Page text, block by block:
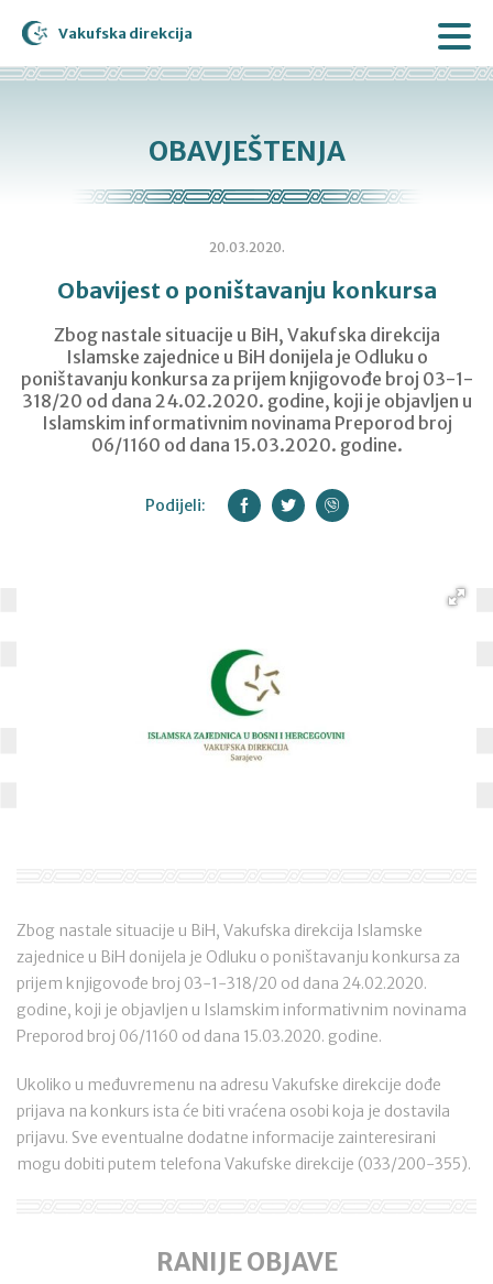
Vakufska direkcija
OBAVJEŠTENJA
20.03.2020.
Obavijest o poništavanju konkursa
Zbog nastale situacije u BiH, Vakufska direkcija
Islamske zajednice u BiH donijela je Odluku o
poništavanju konkursa za prijem knjigovođe broj 03-1-
318/20 od dana 24.02.2020. godine, koji je objavljen u
Islamskim informativnim novinama Preporod broj
06/1160 od dana 15.03.2020. godine.
Podijeli:
Zbog nastale situacije u BiH, Vakufska direkcija Islamske
zajednice u BiH donijela je Odluku o poništavanju konkursa za
prijem knjigovođe broj 03-1-318/20 od dana 24.02.2020.
godine, koji je objavljen u Islamskim informativnim novinama
Preporod broj 06/1160 od dana 15.03.2020. godine.
Ukoliko u međuvremenu na adresu Vakufske direkcije dođe
prijava na konkurs ista će biti vraćena osobi koja je dostavila
prijavu. Sve eventualne dodatne informacije zainteresirani
mogu dobiti putem telefona Vakufske direkcije (033/200-355).
RANIJE OBJAVE